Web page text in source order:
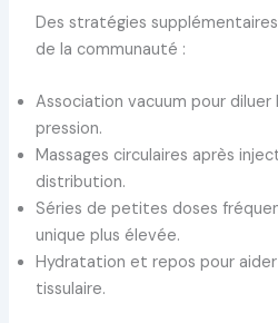
Des stratégies
de la communauté :
Association vacuum pour
pression.
Massages circulaires après
distribution.
Séries de petites doses
unique plus élevée.
Hydratation et repos pour
tissulaire.